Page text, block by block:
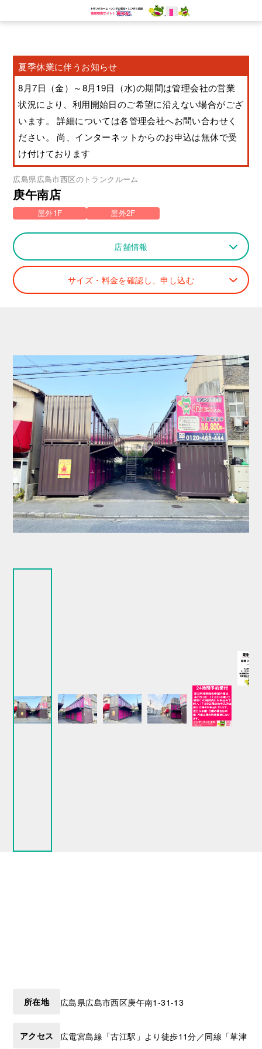
夏季休業に伴うお知らせ
8月7日（金）～8月19日（水)の期間は管理会社の営業
状況により、利用開始日のご希望に沿えない場合がござ
います。 詳細については各管理会社へお問い合わせく
ださい。 尚、インターネットからのお申込は無休で受
け付けております
広島県広島市西区のトランクルーム
庚午南店
屋外1F 屋外2F
店舗情報
サイズ・料金を確認し、申し込む
所在地 広島県広島市西区庚午南1-31-13
アクセス
広電宮島線「古江駅」より徒歩11分／同線「草津